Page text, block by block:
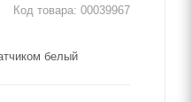
Код товара: 00039967
белый